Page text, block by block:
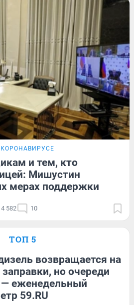
КОРОНАВИРУСЕ
и тем, кто
Мишустин
мерах поддержки
4 582 10
ТОП 5
возвращается на
но очереди
— еженедельный
59.RU